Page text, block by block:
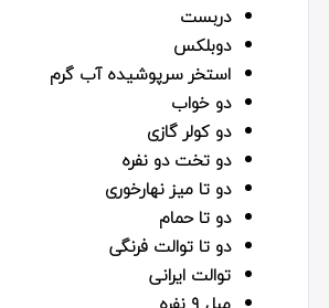
دربست
دوبلکس
استخر سرپوشیده آب گرم
دو خواب
دو کولر گازی
دو تخت دو نفره
دو تا میز نهارخوری
دو تا حمام
دو تا توالت فرنگی
توالت ایرانی